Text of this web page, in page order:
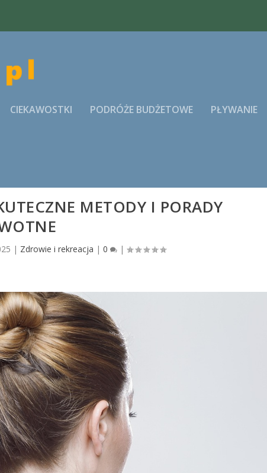
CIEKAWOSTKI PODRÓŻE BUDŻETOWE PŁYWANIE
METODY I PORADY
| Zdrowie i rekreacja |0 |